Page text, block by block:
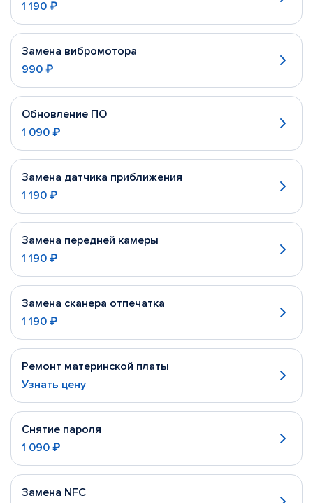
1 190 ₽
Замена вибромотора
990 ₽
Обновление ПО
1 090 ₽
Замена датчика приближения
1 190 ₽
Замена передней камеры
1 190 ₽
Замена сканера отпечатка
1 190 ₽
Ремонт материнской платы
Узнать цену
Снятие пароля
1 090 ₽
Замена NFC